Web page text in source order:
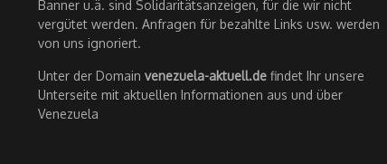
Banner u.ä. sind Solidaritätsanzeigen, für die wir nicht
vergütet werden. Anfragen für bezahlte Links usw. werden
von uns ignoriert.
Unter der Domain venezuela-aktuell.de findet Ihr unsere
Unterseite mit aktuellen Informationen aus und über
Venezuela